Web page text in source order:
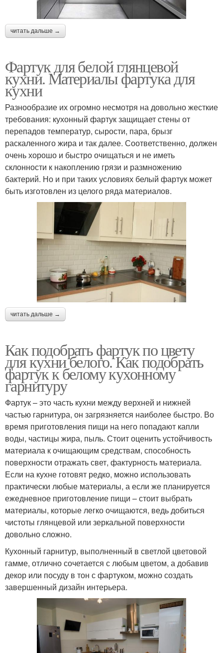
читать дальше →
Фартук для белой глянцевой
кухни. Материалы фартука для
кухни
Разнообразие их огромно несмотря на довольно жесткие
требования: кухонный фартук защищает стены от
перепадов температур, сырости, пара, брызг
раскаленного жира и так далее. Соответственно, должен
очень хорошо и быстро очищаться и не иметь
склонности к накоплению грязи и размножению
бактерий. Но и при таких условиях белый фартук может
быть изготовлен из целого ряда материалов.
читать дальше →
Как подобрать фартук по цвету
для кухни белого. Как подобрать
фартук к белому кухонному
гарнитуру
Фартук – это часть кухни между верхней и нижней
частью гарнитура, он загрязняется наиболее быстро. Во
время приготовления пищи на него попадают капли
воды, частицы жира, пыль. Стоит оценить устойчивость
материала к очищающим средствам, способность
поверхности отражать свет, фактурность материала.
Если на кухне готовят редко, можно использовать
практически любые материалы, а если же планируется
ежедневное приготовление пищи – стоит выбрать
материалы, которые легко очищаются, ведь добиться
чистоты глянцевой или зеркальной поверхности
довольно сложно.
Кухонный гарнитур, выполненный в светлой цветовой
гамме, отлично сочетается с любым цветом, а добавив
декор или посуду в тон с фартуком, можно создать
завершенный дизайн интерьера.